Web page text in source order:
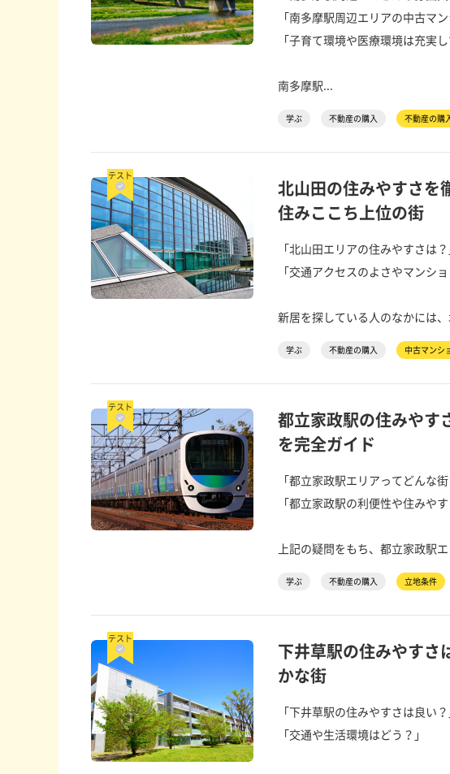
「南多摩駅周辺エリアの中古マ
「子育て環境や医療環境は充実し
南多摩駅...
学ぶ 不動産の購入 不動産の購
テスト
北山田の住みやすさを
住みここち上位の街
「北山田エリアの住みやすさは？
「交通アクセスのよさやマンシ
新居を探している人のなかには
学ぶ 不動産の購入 中古マンシ
テスト
都立家政駅の住みやす
を完全ガイド
「都立家政駅エリアってどんな街
「都立家政駅の利便性や住みやす
上記の疑問をもち、都立家政駅
学ぶ 不動産の購入 立地条件
テスト
下井草駅の住みやすさ
かな街
「下井草駅の住みやすさは良い？
「交通や生活環境はどう？」